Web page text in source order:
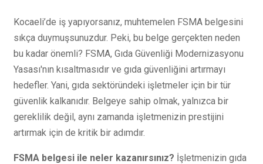
Kocaeli’de iş yapıyorsanız, muhtemelen FSMA belgesini
sıkça duymuşsunuzdur. Peki, bu belge gerçekten neden
bu kadar önemli? FSMA, Gıda Güvenliği Modernizasyonu
Yasası'nın kısaltmasıdır ve gıda güvenliğini artırmayı
hedefler. Yani, gıda sektöründeki işletmeler için bir tür
güvenlik kalkanıdır. Belgeye sahip olmak, yalnızca bir
gereklilik değil, aynı zamanda işletmenizin prestijini
artırmak için de kritik bir adımdır.
FSMA belgesi ile neler kazanırsınız? İşletmenizin gıda